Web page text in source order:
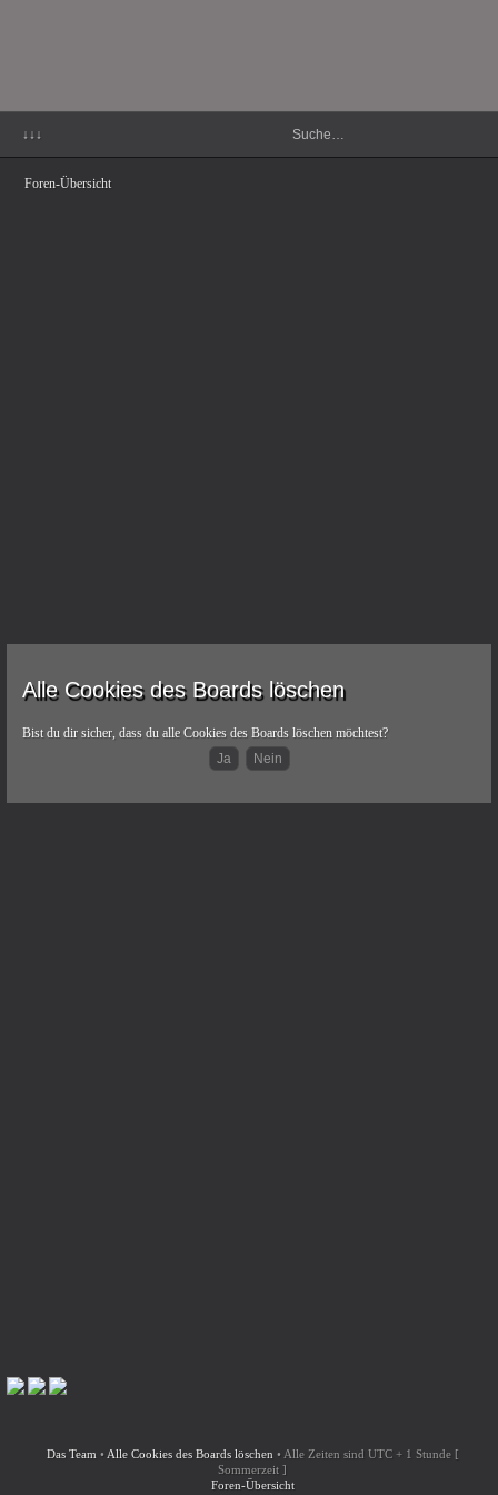
↓↓↓
Foren-Übersicht
Alle Cookies des Boards löschen
Bist du dir sicher, dass du alle Cookies des Boards löschen möchtest?
Das Team • Alle Cookies des Boards löschen • Alle Zeiten sind UTC + 1 Stunde [
Sommerzeit ]
Foren-Übersicht